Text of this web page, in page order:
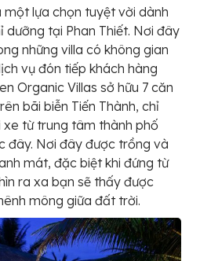
một lựa chọn tuyệt vời dành
dưỡng tại Phan Thiết. Nơi đây
những villa có không gian
vụ đón tiếp khách hàng
Organic Villas sở hữu 7 căn
bãi biễn Tiến Thành, chỉ
xe từ trung tâm thành phố
đây. Nơi đây được trồng và
mát, đặc biệt khi đứng từ
ra xa bạn sẽ thấy được
mông giữa đất trời.